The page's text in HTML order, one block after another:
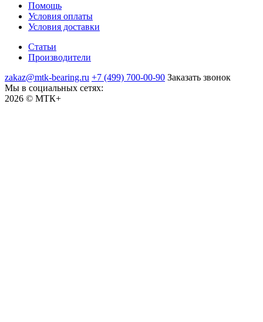
Помощь
Условия оплаты
Условия доставки
Статьи
Производители
zakaz@mtk-bearing.ru +7 (499) 700-00-90 Заказать звонок
Мы в социальных сетях:
2026 © МТК+